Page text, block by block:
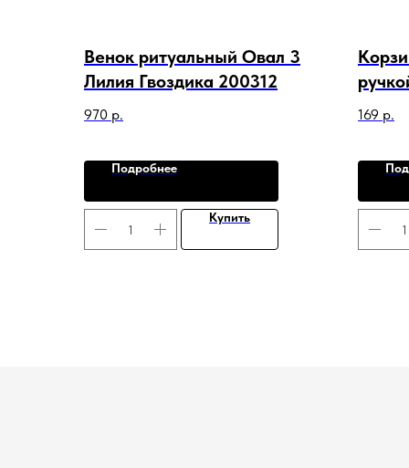
Венок ритуальный Овал 3
Лилия Гвоздика 200312
970 р.
Подробнее
Купить
21281
169 р.